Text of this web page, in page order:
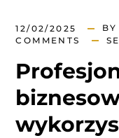
12/02/2025 BY
COMMENTS